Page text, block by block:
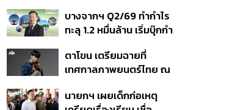
เนื่อง ประเมินปล่อยตัว
บางจากฯ Q2/69 ทำกำไร
ทะลุ 1.2 หมื่นล้าน เริ่มบุ๊กกำ
แรก หนุนรายได้ครึ่งปีทะลุ
3.2 แสนล้าน
ตาโขน เตรียมฉายที่
เทศกาลภาพยนตร์ไทย ณ
นายกฯ เผยเด็กก่อเหตุ